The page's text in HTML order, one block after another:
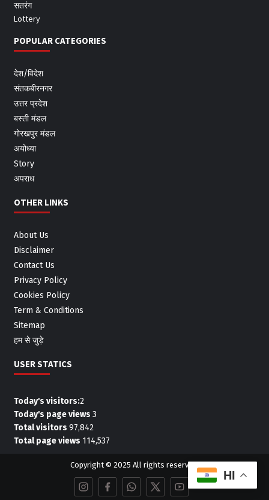
सतरंग
Lottery
POPULAR CATEGORIES
देश/विदेश
संतकबीरनगर
उत्तर प्रदेश
बस्ती मंडल
गोरखपुर मंडल
अयोध्या
Story
अपराध
OTHER LINKS
About Us
Disclaimer
Contact Us
Privacy Policy
Cookies Policy
Term & Conditions
Sitemap
हम से जुड़े
USER STATICS
Today's visitors:2
Today's page views 3
Total visitors 97,842
Total page views 114,537
Copyright © 2025 All rights reserved.
HI